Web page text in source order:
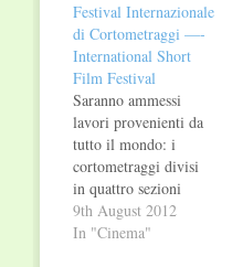
Festival Internazionale
di Cortometraggi —-
International Short
Film Festival
Saranno ammessi
lavori provenienti da
tutto il mondo: i
cortometraggi divisi
in quattro sezioni
verranno esaminati da
una giuria composta
9th August 2012
In "Cinema"